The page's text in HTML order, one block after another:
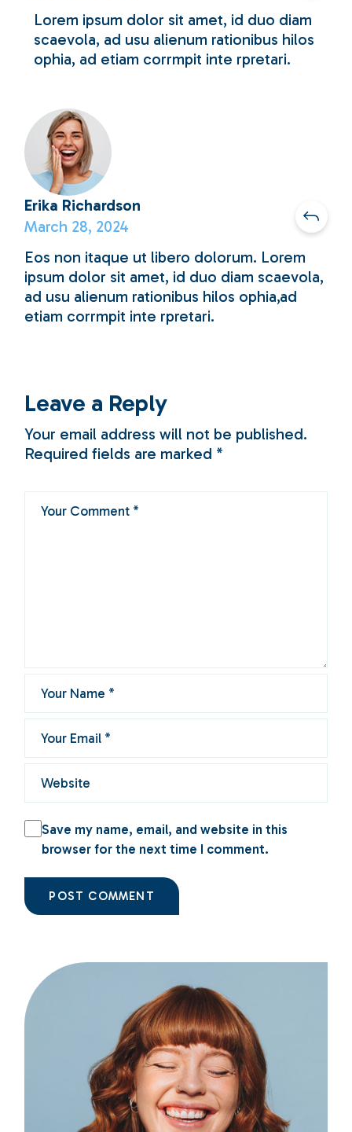
Lorem ipsum dolor sit amet, id duo diam
scaevola, ad usu alienum rationibus hilos
ophia, ad etiam corrmpit inte rpretari.
Erika Richardson
March 28, 2024
Eos non itaque ut libero dolorum. Lorem
ipsum dolor sit amet, id duo diam scaevola,
ad usu alienum rationibus hilos ophia,ad
etiam corrmpit inte rpretari.
Leave a Reply
Your email address will not be published.
Required fields are marked *
Save my name, email, and website in this
browser for the next time I comment.
POST COMMENT